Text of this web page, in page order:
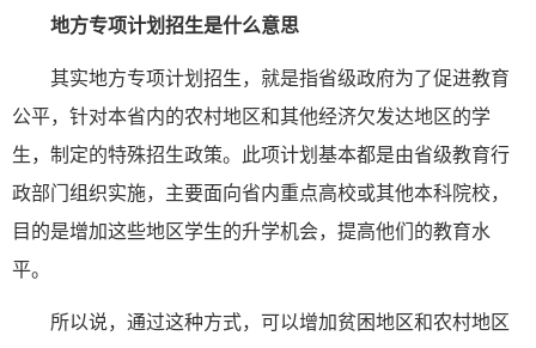
地方专项计划招生是什么意思
其实地方专项计划招生，就是指省级政府为了促进教育
公平，针对本省内的农村地区和其他经济欠发达地区的学
生，制定的特殊招生政策。此项计划基本都是由省级教育行
政部门组织实施，主要面向省内重点高校或其他本科院校，
目的是增加这些地区学生的升学机会，提高他们的教育水
平。
所以说，通过这种方式，可以增加贫困地区和农村地区